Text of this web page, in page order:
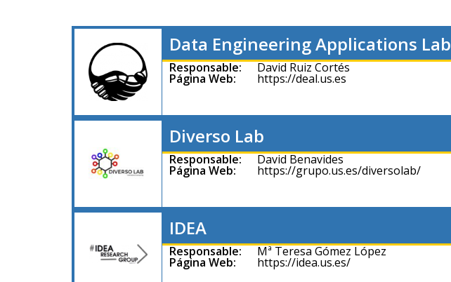
Data Engineering Applications Lab
Responsable: David Ruiz Cortés
Página Web: https://deal.us.es
Diverso Lab
Responsable: David Benavides
Página Web: https://grupo.us.es/diversolab/
IDEA
Responsable: Mª Teresa Gómez López
Página Web: https://idea.us.es/